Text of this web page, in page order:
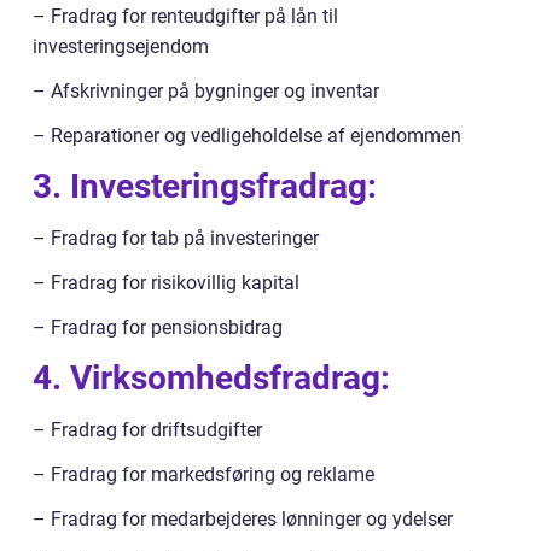
– Fradrag for renteudgifter på lån til
investeringsejendom
– Afskrivninger på bygninger og inventar
– Reparationer og vedligeholdelse af ejendommen
3. Investeringsfradrag:
– Fradrag for tab på investeringer
– Fradrag for risikovillig kapital
– Fradrag for pensionsbidrag
4. Virksomhedsfradrag:
– Fradrag for driftsudgifter
– Fradrag for markedsføring og reklame
– Fradrag for medarbejderes lønninger og ydelser